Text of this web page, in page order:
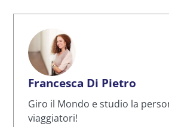
Francesca Di Pietro
Giro il Mondo e studio la
viaggiatori!